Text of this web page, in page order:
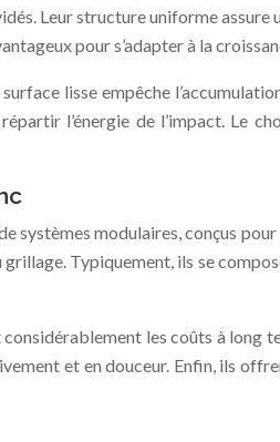
Leur structure uniforme
pour s’adapter à la
lisse empêche
l’énergie de l’impact. Le
modulaires, conçus
Typiquement, ils se
les coûts à
et en douceur. Enfin, ils